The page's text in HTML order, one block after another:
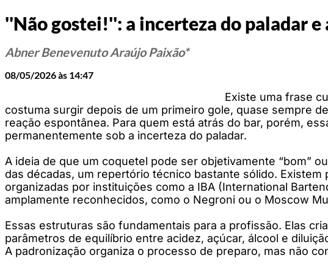
''Não gostei!'': a incerteza do paladar
Abner Benevenuto Araújo Paixão*
08/05/2026 às 14:47
Existe uma frase
costuma surgir depois de um primeiro gole, quase sempre
reação espontânea. Para quem está atrás do bar, porém,
permanentemente sob a incerteza do paladar.
A ideia de que um coquetel pode ser objetivamente “bom”
das décadas, um repertório técnico bastante sólido.
organizadas por instituições como a IBA (International
amplamente reconhecidos, como o Negroni ou o Moscow
Essas estruturas são fundamentais para a profissão. Elas
parâmetros de equilíbrio entre acidez, açúcar, álcool e
A padronização organiza o processo de preparo, mas não